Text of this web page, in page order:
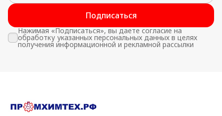
Подписаться
Нажимая «Подписаться», вы даете согласие на
обработку указанных персональных данных в целях
получения информационной и рекламной рассылки